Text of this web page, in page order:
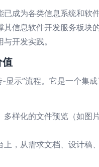
成为各类信息系统和
信息软件开发服务板块
开发实践。
值
显示”流程。它是一个集
多样化的文件预览（如
上，从需求文档、设计